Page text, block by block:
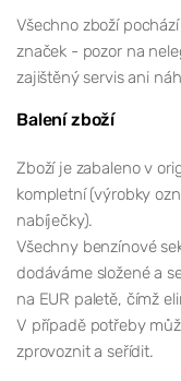
Všechno zboží
značek - pozor na
zajištěný servis ani
Balení zboží
Zboží je zabaleno v
kompletní (výrobky
nabíječky).
Všechny benzínové
dodáváme složené a
na EUR paletě, čímž
V případě potřeby
zprovoznit a seřídit.